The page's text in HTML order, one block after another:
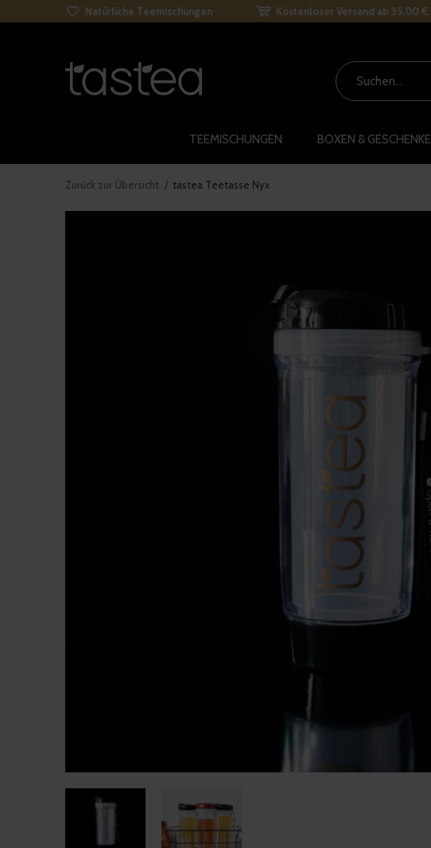
TEEMISCHUNGEN BOXEN & GESCHENKE
Natürliche Teemischungen Kostenloser Versand ab 35,00 €
Zurück zur Übersicht tastea Teetasse Nyx